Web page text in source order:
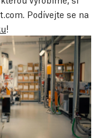
Podívejte se na
!